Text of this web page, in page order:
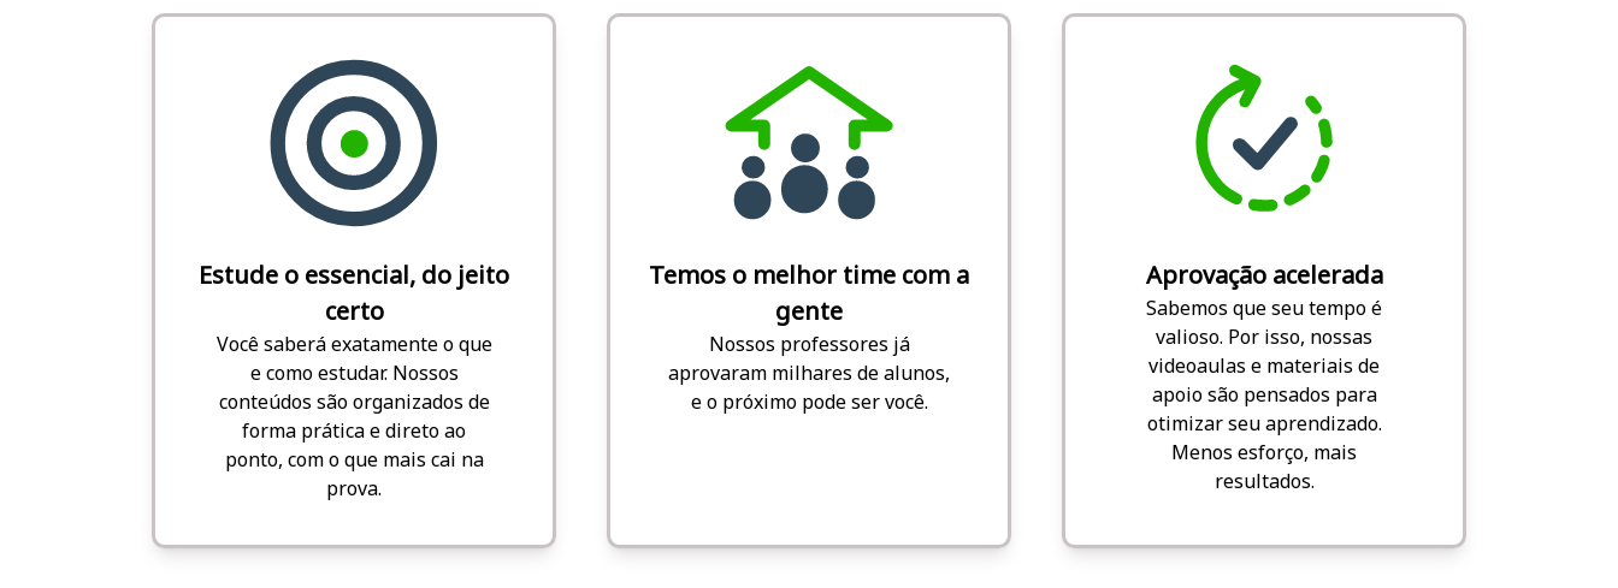
Estude o essencial, do jeito
certo
Você saberá exatamente o que
e como estudar. Nossos
conteúdos são organizados de
forma prática e direto ao
ponto, com o que mais cai na
prova.
Temos o melhor time com a
gente
Nossos professores já
aprovaram milhares de alunos,
e o próximo pode ser você.
Aprovação acelerada
Sabemos que seu tempo é
valioso. Por isso, nossas
videoaulas e materiais de
apoio são pensados para
otimizar seu aprendizado.
Menos esforço, mais
resultados.